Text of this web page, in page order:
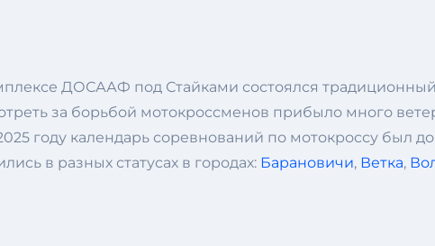
ДОСААФ под Стайками состоялся традиционный
за борьбой мотокроссменов прибыло много
году календарь соревнований по мотокроссу
в разных статусах в городах: Барановичи, Ветка,